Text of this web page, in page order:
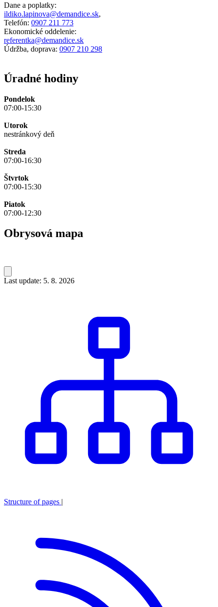
Dane a poplatky:
ildiko.lapinova@demandice.sk,
Telefón: 0907 211 773
Ekonomické oddelenie:
referentka@demandice.sk
Údržba, doprava: 0907 210 298
Úradné hodiny
Pondelok
07:00-15:30
Utorok
nestránkový deň
Streda
07:00-16:30
Štvrtok
07:00-15:30
Piatok
07:00-12:30
Obrysová mapa
Last update: 5. 8. 2026
Structure of pages |